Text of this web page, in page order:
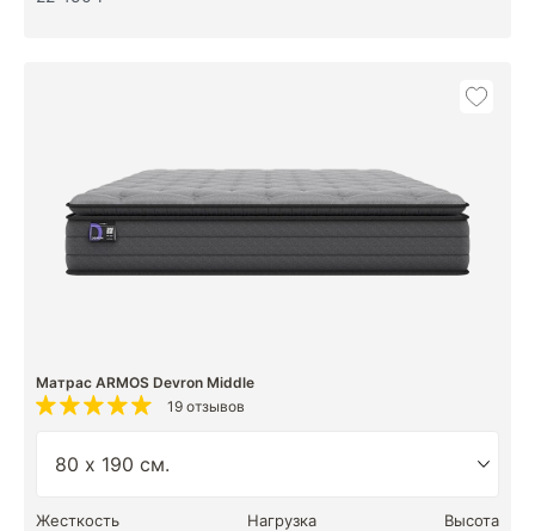
Матрас ARMOS Devron Middle
19 отзывов
Жесткость Нагрузка Высота